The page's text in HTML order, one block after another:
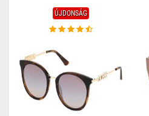
ÚJDONSÁG